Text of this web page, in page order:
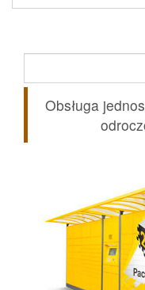
Obsługa